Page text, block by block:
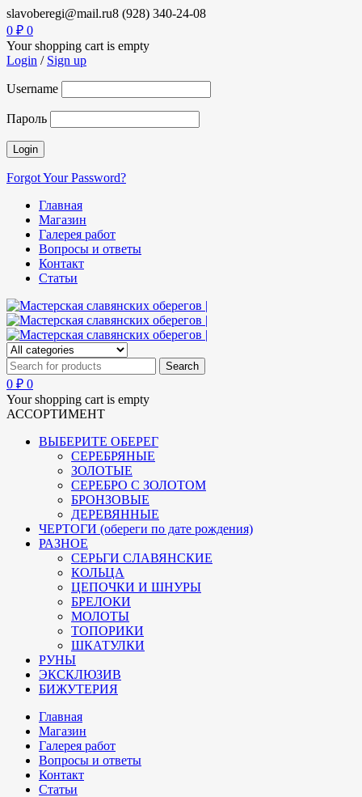
slavoberegi@mail.ru8 (928) 340-24-08
0 ₽ 0
Your shopping cart is empty
Login / Sign up
Username
Пароль
Forgot Your Password?
Главная
Магазин
Галерея работ
Вопросы и ответы
Контакт
Статьи
0 ₽ 0
Your shopping cart is empty
АССОРТИМЕНТ
ВЫБЕРИТЕ ОБЕРЕГ
СЕРЕБРЯНЫЕ
ЗОЛОТЫЕ
СЕРЕБРО С ЗОЛОТОМ
БРОНЗОВЫЕ
ДЕРЕВЯННЫЕ
ЧЕРТОГИ (обереги по дате рождения)
РАЗНОЕ
СЕРЬГИ СЛАВЯНСКИЕ
КОЛЬЦА
ЦЕПОЧКИ И ШНУРЫ
БРЕЛОКИ
МОЛОТЫ
ТОПОРИКИ
ШКАТУЛКИ
РУНЫ
ЭКСКЛЮЗИВ
БИЖУТЕРИЯ
Главная
Магазин
Галерея работ
Вопросы и ответы
Контакт
Статьи